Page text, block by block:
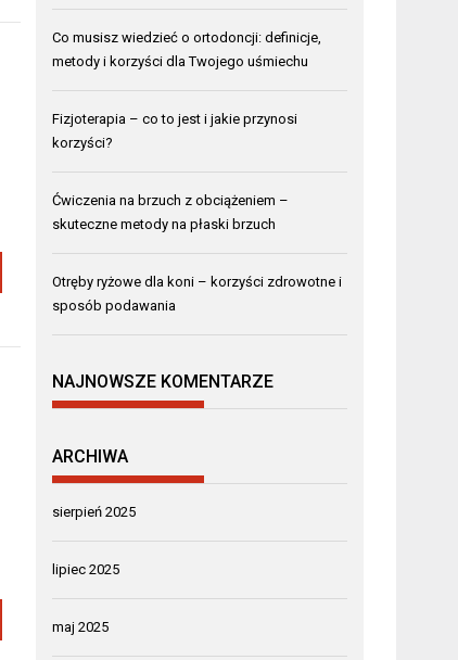
Co musisz wiedzieć o ortodoncji: definicje,
metody i korzyści dla Twojego uśmiechu
Fizjoterapia – co to jest i jakie przynosi
korzyści?
Ćwiczenia na brzuch z obciążeniem –
skuteczne metody na płaski brzuch
Otręby ryżowe dla koni – korzyści zdrowotne i
sposób podawania
NAJNOWSZE KOMENTARZE
ARCHIWA
sierpień 2025
lipiec 2025
maj 2025